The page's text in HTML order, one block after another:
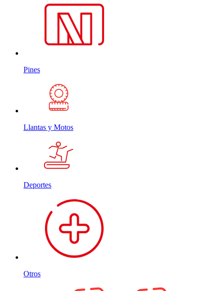
Pines
Llantas y Motos
Deportes
Otros